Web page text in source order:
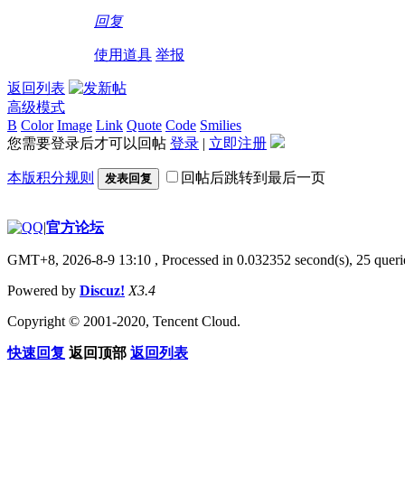
回复
使用道具 举报
返回列表
高级模式
B Color Image Link Quote Code Smilies
您需要登录后才可以回帖 登录 | 立即注册
本版积分规则 发表回复 回帖后跳转到最后一页
|官方论坛
GMT+8, 2026-8-9 13:10 , Processed in 0.032352 second(s), 25
Powered by Discuz! X3.4
Copyright © 2001-2020, Tencent Cloud.
快速回复 返回顶部 返回列表